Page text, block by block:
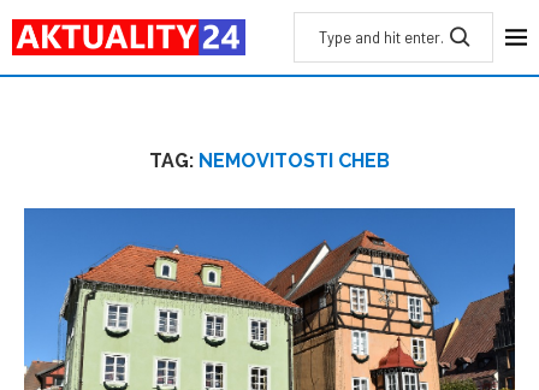
TAG: NEMOVITOSTI CHEB